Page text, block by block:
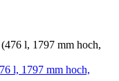
l, 1797 mm hoch,